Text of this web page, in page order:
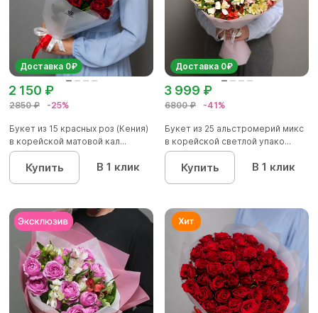
Доставка 0₽
2850 ₽ -25%
2 150 ₽
Букет из 15 красных роз (Кения)
в корейской матовой кал...
Купить В 1 клик
Доставка 0₽
6800 ₽ -41%
3 999 ₽
Букет из 25 альстромерий микс
в корейской светлой упако...
Купить В 1 клик